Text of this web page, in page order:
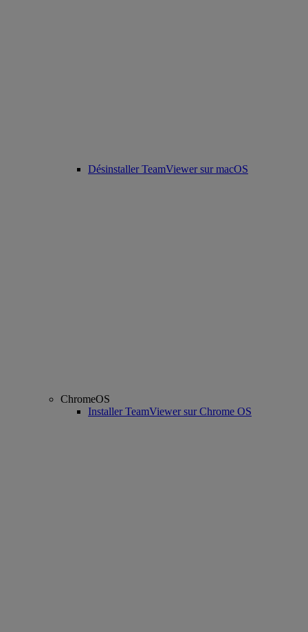
Désinstaller TeamViewer sur macOS
ChromeOS
Installer TeamViewer sur Chrome OS